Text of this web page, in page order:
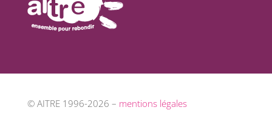
© AITRE 1996-2026 – mentions légales